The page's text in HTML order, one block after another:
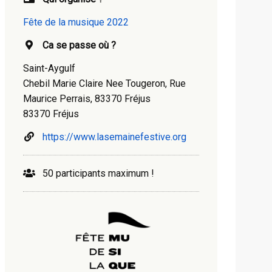
Fête de la musique 2022
Ca se passe où ?
Saint-Aygulf
Chebil Marie Claire Nee Tougeron, Rue
Maurice Perrais, 83370 Fréjus
83370 Fréjus
https://www.lasemainefestive.org
50 participants maximum !